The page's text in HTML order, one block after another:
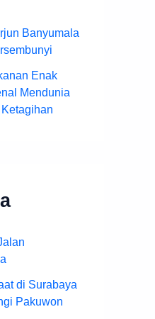
Banyumala
Enak
Mendunia
Ketagihan
di Surabaya
Pakuwon